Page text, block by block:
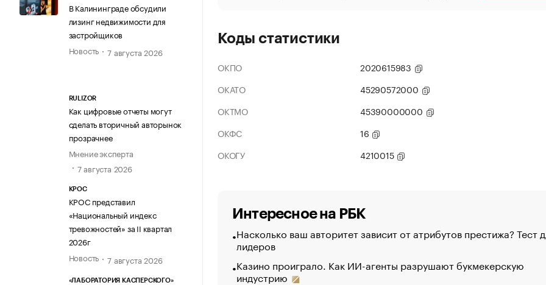
В Калининграде обсудили
лизинг недвижимости для
застройщиков
Новость
7 августа 2026
RULIZOR
Как цифровые отчеты могут
сделать вторичный авторынок
прозрачнее
Мнение эксперта
7 августа 2026
КРОС
КРОС представил
«Национальный индекс
тревожностей» за II квартал
2026г
Новость
7 августа 2026
«ЛАБОРАТОРИЯ КАСПЕРСКОГО»
Коды статистики
ОКПО
2020615983
ОКАТО
45290572000
ОКТМО
45390000000
ОКФС
16
ОКОГУ
4210015
Интересное на РБК
Насколько ваш авторитет зависит от атрибутов престижа? Тест
лидеров
Казино проиграло. Как ИИ-агенты разрушают букмекерскую
индустрию